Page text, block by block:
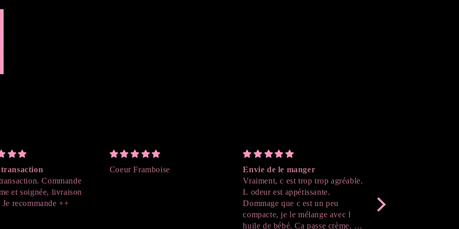
Coeur Framboise
Envie de le manger
Vraiment, c est trop trop agréable.
L odeur est appétissante.
Dommage que c est un peu
compacte, je le mélange avec l
huile de bébé. Ca passe crème. Je
J'ai adoré le résultat , on peut
suivre l'avancé de la création
après démoulage , c'est génial !
Merci beaucoup !